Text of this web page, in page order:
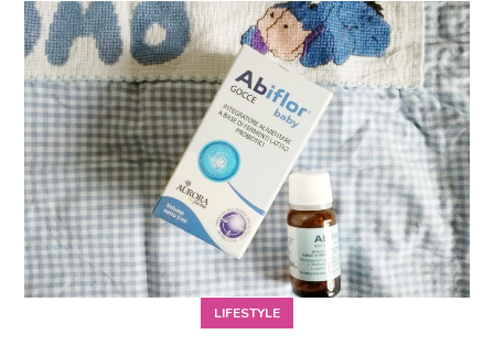
LIFESTYLE